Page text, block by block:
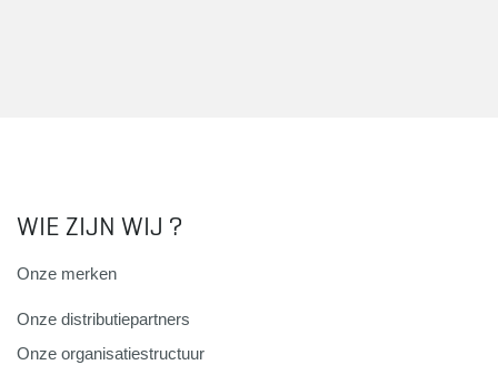
WIE ZIJN WIJ ?
Onze merken
Onze distributiepartners
Onze organisatiestructuur